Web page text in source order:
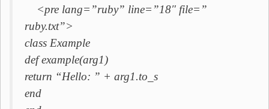
<pre lang=”ruby” line=”18″ file=”
ruby.txt”>
class Example
def example(arg1)
return “Hello: ” + arg1.to_s
end